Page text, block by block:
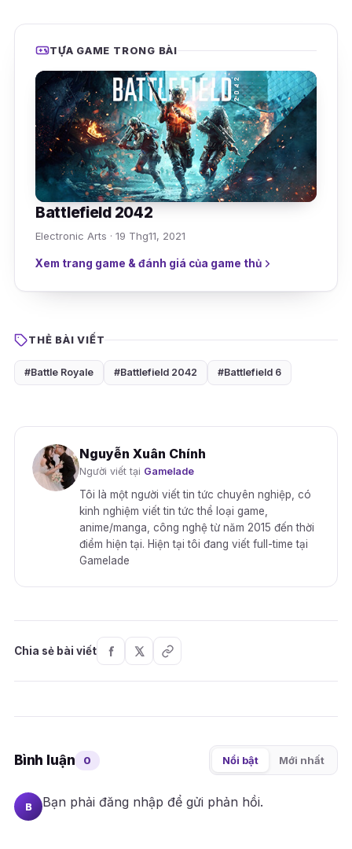
TỰA GAME TRONG BÀI
Battlefield 2042
Electronic Arts · 19 Thg11, 2021
Xem trang game & đánh giá của game thủ
THẺ BÀI VIẾT
#Battle Royale #Battlefield 2042 #Battlefield 6
Nguyễn Xuân Chính
Người viết tại Gamelade
Tôi là một người viết tin tức chuyên nghiệp, có
kinh nghiệm viết tin tức thể loại game,
anime/manga, công nghệ từ năm 2015 đến thời
điểm hiện tại. Hiện tại tôi đang viết full-time tại
Gamelade
Chia sẻ bài viết
Bình luận 0 Nổi bật Mới nhất
B Bạn phải đăng nhập để gửi phản hồi.